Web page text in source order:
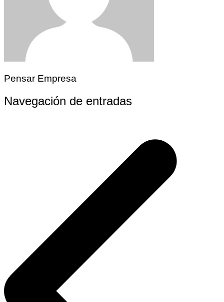
Pensar Empresa
Navegación de entradas